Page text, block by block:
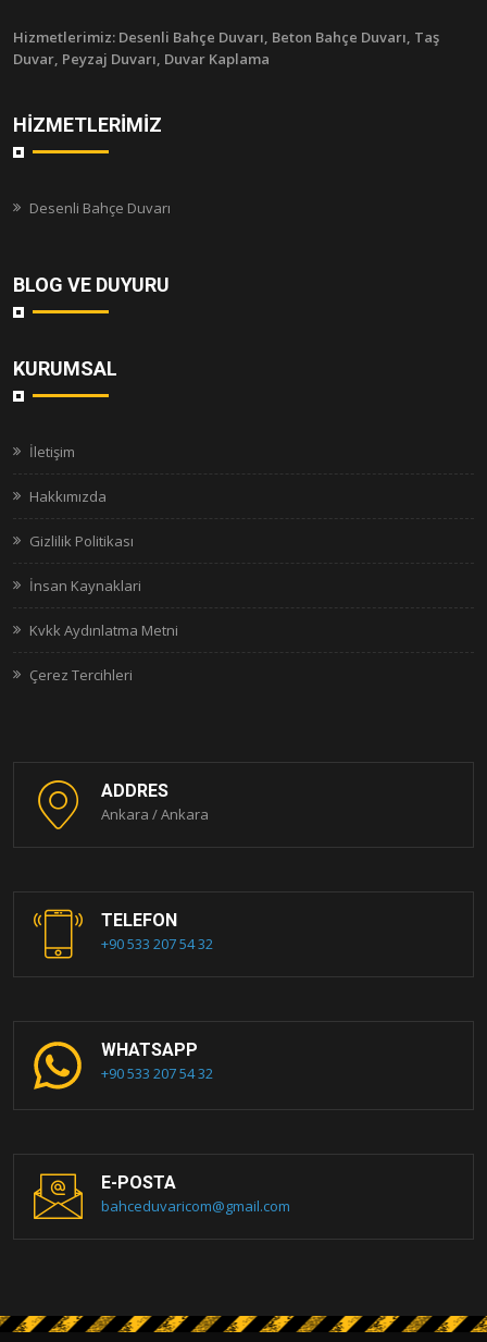
Hizmetlerimiz: Desenli Bahçe Duvarı, Beton Bahçe Duvarı, Taş
Duvar, Peyzaj Duvarı, Duvar Kaplama
HIZMETLERIMIZ
Desenli Bahçe Duvarı
BLOG VE DUYURU
KURUMSAL
İletişim
Hakkımızda
Gizlilik Politikası
İnsan Kaynaklari
Kvkk Aydınlatma Metni
Çerez Tercihleri
ADDRES
Ankara / Ankara
TELEFON
+90 533 207 54 32
WHATSAPP
+90 533 207 54 32
E-POSTA
bahceduvaricom@gmail.com